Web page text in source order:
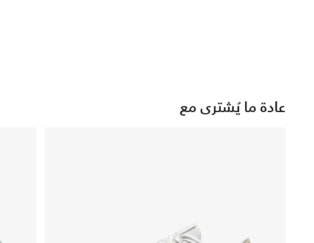
عادة ما يُشترى مع